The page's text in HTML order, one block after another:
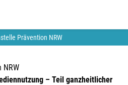
Prävention NRW
– Teil ganzheitlicher